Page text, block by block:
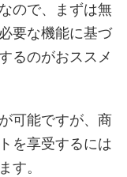
ので、まずは無
要な機能に基づ
るのがおススメ
可能ですが、商
を享受するには
す。